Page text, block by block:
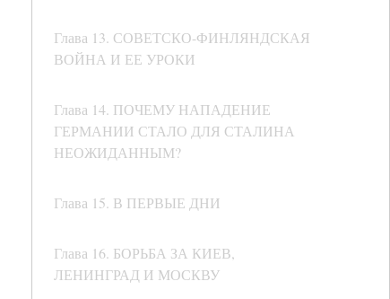
Глава 13. СОВЕТСКО-ФИНЛЯНДСКАЯ
ВОЙНА И ЕЕ УРОКИ
Глава 14. ПОЧЕМУ НАПАДЕНИЕ
ГЕРМАНИИ СТАЛО ДЛЯ СТАЛИНА
НЕОЖИДАННЫМ?
Глава 15. В ПЕРВЫЕ ДНИ
Глава 16. БОРЬБА ЗА КИЕВ,
ЛЕНИНГРАД И МОСКВУ